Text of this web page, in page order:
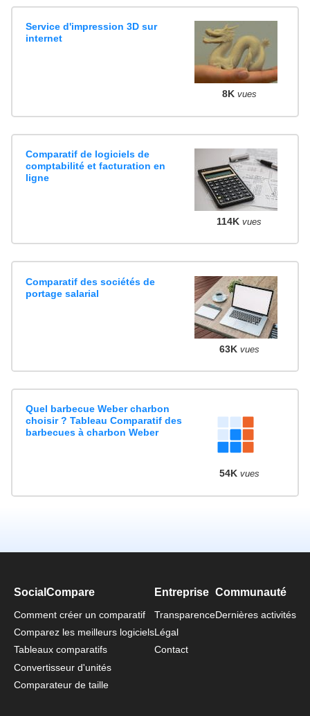
Service d'impression 3D sur
internet
8K vues
Comparatif de logiciels de
comptabilité et facturation en
ligne
114K vues
Comparatif des sociétés de
portage salarial
63K vues
Quel barbecue Weber charbon
choisir ? Tableau Comparatif des
barbecues à charbon Weber
54K vues
SocialCompare
Comment créer un comparatif
Comparez les meilleurs logiciels
Tableaux comparatifs
Convertisseur d'unités
Comparateur de taille
Entreprise
Transparence
Légal
Contact
Communauté
Dernières activités